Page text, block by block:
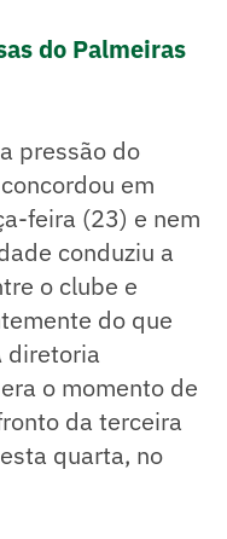
do Palmeiras
pressão do
em
feira (23) e nem
conduziu a
o clube e
do que
diretoria
o momento de
da terceira
quarta, no